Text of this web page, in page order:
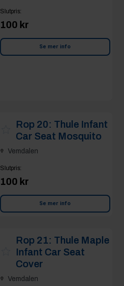
Slutpris:
100 kr
Se mer info
Rop 20: Thule Infant
Car Seat Mosquito
Vemdalen
Slutpris:
100 kr
Se mer info
Rop 21: Thule Maple
Infant Car Seat
Cover
Vemdalen